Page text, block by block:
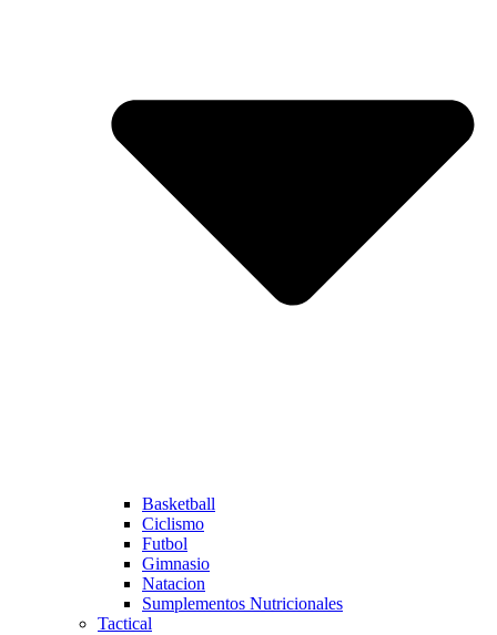
Basketball
Ciclismo
Futbol
Gimnasio
Natacion
Sumplementos Nutricionales
Tactical